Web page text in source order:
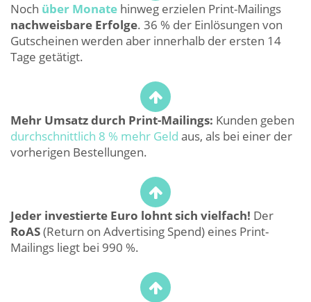
Noch über Monate hinweg erzielen Print-Mailings
nachweisbare Erfolge. 36 % der Einlösungen von
Gutscheinen werden aber innerhalb der ersten 14
Tage getätigt.
Mehr Umsatz durch Print-Mailings: Kunden geben
durchschnittlich 8 % mehr Geld aus, als bei einer der
vorherigen Bestellungen.
Jeder investierte Euro lohnt sich vielfach! Der
RoAS(Return on Advertising Spend) eines Print-
Mailings liegt bei 990 %.